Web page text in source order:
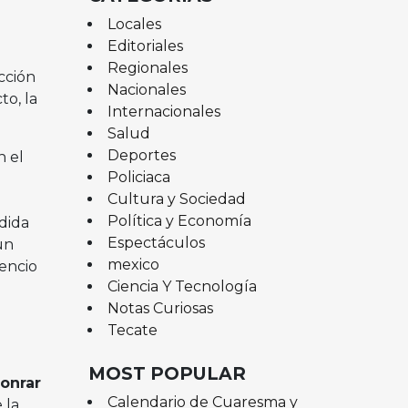
la
el
Locales
Editoriales
Regionales
Nacionales
Internacionales
Salud
Deportes
Policiaca
Cultura y Sociedad
Política y Economía
Espectáculos
mexico
Ciencia Y Tecnología
Notas Curiosas
Tecate
MOST POPULAR
Calendario de Cuaresma y